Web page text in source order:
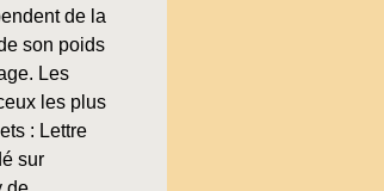
de la
son poids
Les
les plus
: Lettre
sur